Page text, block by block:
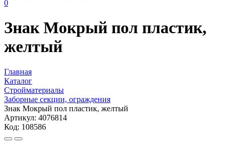
0
Знак Мокрый пол пластик,
желтый
Главная
Каталог
Стройматериалы
Заборные секции, ограждения
Знак Мокрый пол пластик, желтый
Артикул: 4076814
Код: 108586